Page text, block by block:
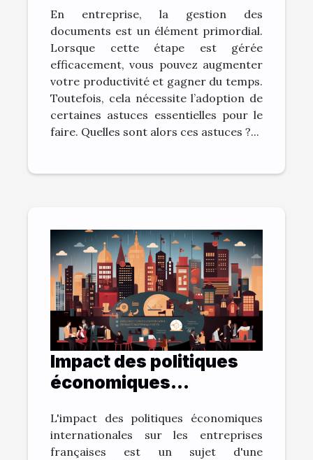
documents et gagner
du temps ?
En entreprise, la gestion des
documents est un élément primordial.
Lorsque cette étape est gérée
efficacement, vous pouvez augmenter
votre productivité et gagner du temps.
Toutefois, cela nécessite l’adoption de
certaines astuces essentielles pour le
faire. Quelles sont alors ces astuces ?...
Impact des politiques
économiques
vitalité des entreprises
françaises
L'impact des politiques économiques
internationales sur les entreprises
françaises est un sujet d'une